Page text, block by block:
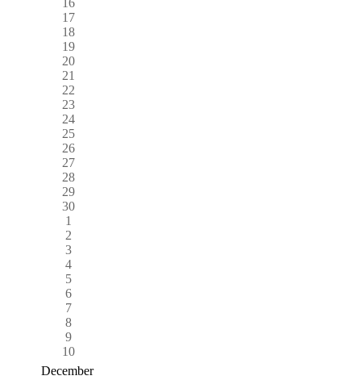
17
18
19
20
21
22
23
24
25
26
27
28
29
30
1
2
3
4
5
6
7
8
9
10
December